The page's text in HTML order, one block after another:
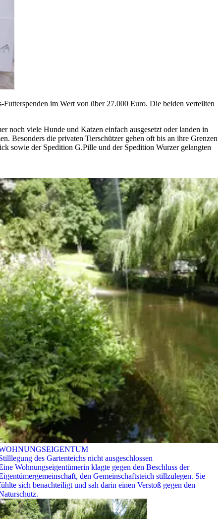
im Wert von über 27.000 Euro. Die beiden verteilten
noch viele Hunde und Katzen einfach ausgesetzt oder landen in
Besonders die privaten Tierschützer gehen oft bis an ihre Grenzen
sowie der Spedition G.Pille und der Spedition Wurzer gelangten
des Gartenteichs nicht ausgeschlossen
Wohnungseigentümerin klagte gegen den Beschluss der
den Gemeinschaftsteich stillzulegen. Sie
sich benachteiligt und sah darin einen Verstoß gegen den